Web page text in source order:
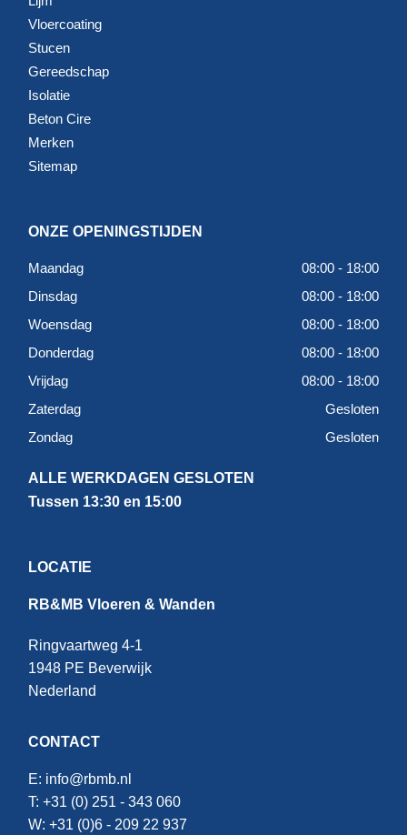
Vloercoating
Stucen
Gereedschap
Isolatie
Beton Cire
Merken
Sitemap
ONZE OPENINGSTIJDEN
Maandag
08:00 - 18:00
Dinsdag
08:00 - 18:00
Woensdag
08:00 - 18:00
Donderdag
08:00 - 18:00
Vrijdag
08:00 - 18:00
Zaterdag
Gesloten
Zondag
Gesloten
ALLE WERKDAGEN GESLOTEN
Tussen 13:30 en 15:00
LOCATIE
RB&MB Vloeren & Wanden
Ringvaartweg 4-1
1948 PE Beverwijk
Nederland
CONTACT
E: info@rbmb.nl
T: +31 (0) 251 - 343 060
W: +31 (0)6 - 209 22 937